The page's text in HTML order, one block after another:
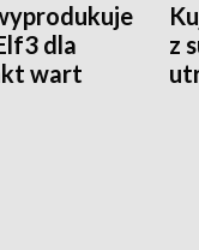
dla
wart
z